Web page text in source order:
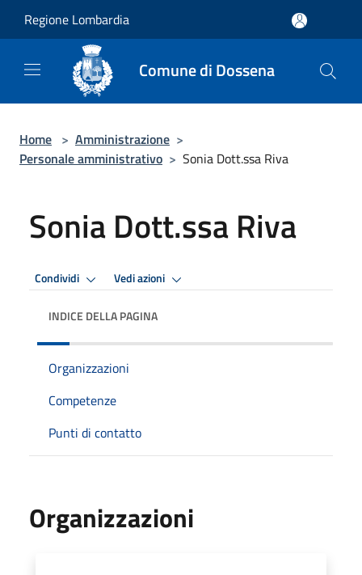
Regione Lombardia
Comune di Dossena
Home > Amministrazione >
Personale amministrativo > Sonia Dott.ssa Riva
Sonia Dott.ssa Riva
Condividi Vedi azioni
INDICE DELLA PAGINA
Organizzazioni
Competenze
Punti di contatto
Organizzazioni